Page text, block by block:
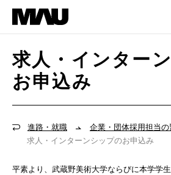
進路・就職
企業・団体採用担当の
求人・インターンシップのお申込み
求人・インター
お申込み
平素より、武蔵野美術大学ならびに本学学